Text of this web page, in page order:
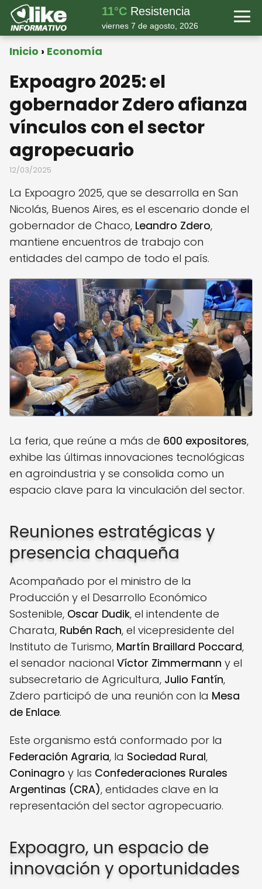
11°CResistencia
viernes 7 de agosto, 2026
Inicio Economía
Expoagro 2025: el
gobernador Zdero afianza
vínculos con el sector
agropecuario
12/03/2025
La Expoagro 2025, que se desarrolla en San
Nicolás, Buenos Aires, es el escenario donde el
gobernador de Chaco, Leandro Zdero,
mantiene encuentros de trabajo con
entidades del campo de todo el país.
La feria, que reúne a más de 600 expositores,
exhibe las últimas innovaciones tecnológicas
en agroindustria y se consolida como un
espacio clave para la vinculación del sector.
Reuniones estratégicas y
presencia chaqueña
Acompañado por el ministro de la
Producción y el Desarrollo Económico
Sostenible, Oscar Dudik, el intendente de
Charata, Rubén Rach, el vicepresidente del
Instituto de Turismo, Martín Braillard Poccard,
el senador nacional Víctor Zimmermann y el
subsecretario de Agricultura, Julio Fantín,
Zdero participó de una reunión con la Mesa
de Enlace.
Este organismo está conformado por la
Federación Agraria, la Sociedad Rural,
Coninagro y las Confederaciones Rurales
Argentinas (CRA), entidades clave en la
representación del sector agropecuario.
Expoagro, un espacio de
innovación y oportunidades